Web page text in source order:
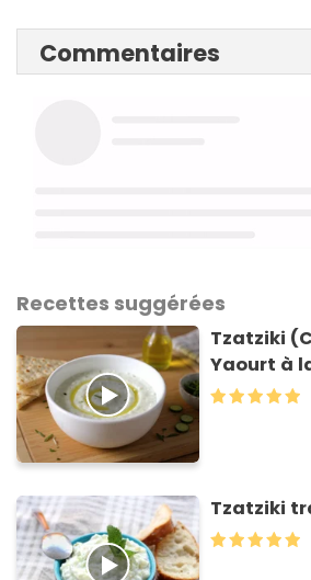
Commentaires
Recettes suggérées
Tzatziki
Yaourt à
Tzatziki